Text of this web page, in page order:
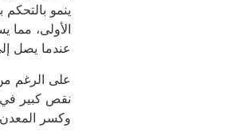
ينمو
الأولى، مما
عندما يصل
على الرغم
نقص كبير في
وكسر